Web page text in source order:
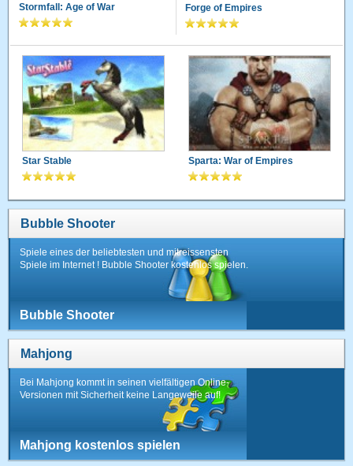
Stormfall: Age of War Forge of Empires
Star Stable Sparta: War of Empires
Bubble Shooter
Spiele eines der beliebtesten und mitreissensten
Spiele im Internet ! Bubble Shooter kostenlos spielen.
Bubble Shooter
Mahjong
Bei Mahjong kommt in seinen vielfältigen Online-
Versionen mit Sicherheit keine Langeweile auf!
Mahjong kostenlos spielen